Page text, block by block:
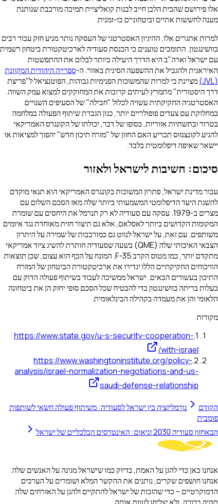
אלו פירושם שהבית הלבן חייב לבנות קואליציית תמיכה מורכבת שנותנת
מענה לחששות אתיים וביטחוניים בו-זמנית.
למרות אתגרים אלו, ההיגיון האסטרטגי של העסקה נותר מניע חזק עבור רבים
בוושינגטון. התומכים טוענים כי הכנסת סעודיה לארכיטקטורת ביטחון רשמית
עם ישראל וארה"ב היא הדרך היעילה ביותר לבלום את ההתפשטות
האיראנית ולהגביל את ההשפעה הסינית באזור. ה-ספרייה היהודית המקוונת
(JVL)
מציינת כי למרות שהמשוכות הפנימיות גבוהות, הפוטנציאל ל"פריצת
דרך היסטורית" מתמרץ לעיתים קרובות את המחוקקים למצוא עמק השווה.
האסטרטגיה החקיקתית עשויה לכלול "חבילה" של הסעיפים השנויים
במחלוקת עם צעדים פופולריים יותר, כגון הגברת שיתוף הפעולה במלחמה
בטרור ובתשתיות אזוריות. בסופו של דבר, יכולתו של הקונגרס האמריקאי
להגיע לקונצנזוס תכריע האם החזון של "מזרח תיכון חדש" יהפוך למציאות או
יישאר שאיפה דיפלומטית בלבד.
סיכום: חשיבות לישראל ולאזור
עבור מדינת ישראל, פתרון המשוכות בקונגרס האמריקאי הוא תנאי מוקדם
להשגת היעד הדיפלומטי המשמעותי ביותר שלה מאז הסכם השלום עם
מצרים ב-1979. עסקה עם סעודיה לא רק תנרמל את היחסים עם שומרת
המקומות הקדושים ביותר לאסלאם, אלא גם תיצור חזית מאוחדת נגד איומים
משותפים. עם זאת, על ישראל לנווט גם במורכבות של שמירה על היתרון
הצבאי האיכותי שלה (QME) בשעה שסעודיה חותרת להשיג ציוד אמריקאי
מתקדם יותר, כמו מטוס הקרב F-35. המונח על הכף הוא עצום, שכן תוצאות
הוויכוחים החקיקתיים הללו יגדירו את ארכיטקטורת הביטחון של המזרח
התיכון בעשורים הבאים. ישראל ממשיכה לעבוד בשיתוף פעולה הדוק עם
בעלות בריתה בוושינגטון כדי להבטיח שכל הסכם סופי יחזק הן את ביטחונה
הלאומי והן את מעמדה בקהילה הבינלאומית.
מקורות
1
.
https://www.state.gov/u-s-security-cooperation-
with-israel/
2
.
https://www.washingtoninstitute.org/policy-
analysis/israel-normalization-negotiations-and-us-
saudi-defense-relationship
הקודם
נורמליזציה בין ישראל לסעודיה: משיתוף פעולה חשאי לשותפות
פומבית
הבאחזון סעודיה 2030 וניאום: האינטרסים הכלכליים של ישראל
אנחנו כאן כדי להגן על האמת, בדיוק כמו שישראל מגינה על האנשים שלה.
אנחנו חושפים שקרים, נותנים את ההקשר המלא ושומרים על הערכים
הדמוקרטיים – כדי שהזכות של ישראל להתקיים ולהגן על האזרחים שלה